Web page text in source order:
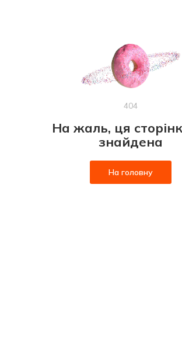
404
На жаль, ця
знайдена
На головну